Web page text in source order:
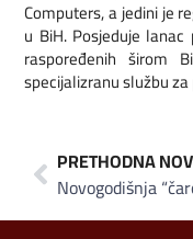
Computers, a jedini je
u BiH. Posjeduje
raspoređenih širom
specijalizranu službu
PRETHODNA